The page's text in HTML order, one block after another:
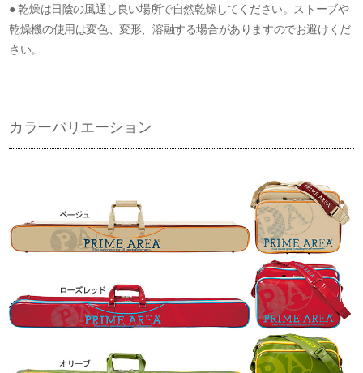
● 乾燥は日陰の風通し良い場所で自然乾燥してください。ストーブや
乾燥機の使用は変色、変形、溶融する場合がありますのでお避けくだ
さい。
カラーバリエーション